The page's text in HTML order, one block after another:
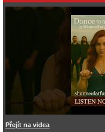
Přejít na videa